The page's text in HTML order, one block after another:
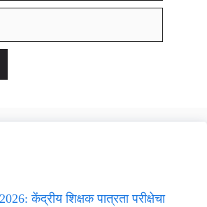
केंद्रीय शिक्षक पात्रता परीक्षेचा